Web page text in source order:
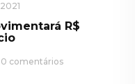
R$
0 comentários